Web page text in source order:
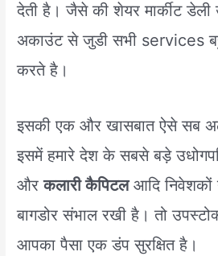
देती है। जैसे की शेयर मार्कीट
अकाउंट से जुडी सभी services
करते है।
इसकी एक और खासबात ऐसे सब
इसमें हमारे देश के सबसे बड़े
औरकलारी कैपिटलआदि निवेशकों
बागडोर संभाल रखी है। तो
आपका पैसा एक डंप सुरक्षित है।